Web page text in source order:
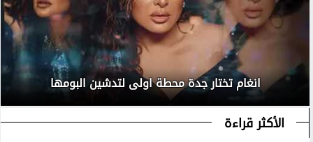
انغام تختار جدة محطة اولى لتدشين البومها
الأكثر قراءة